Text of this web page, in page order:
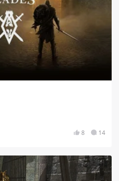
8 14